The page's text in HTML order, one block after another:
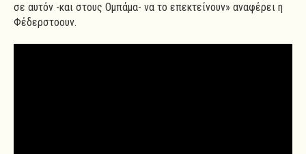
σε αυτόν -και στους Ομπάμα- να το επεκτείνουν» αναφέρει η
Φέδερστοουν.